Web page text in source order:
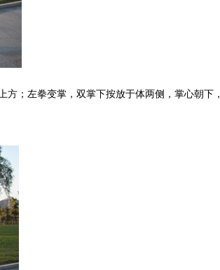
；左拳变掌，双掌下按放于体两侧，掌心朝下，